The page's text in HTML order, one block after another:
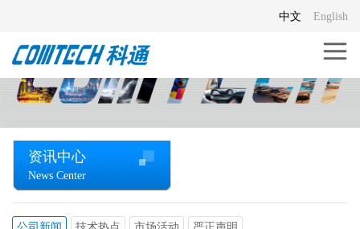
English
中文
资讯中心
News Center